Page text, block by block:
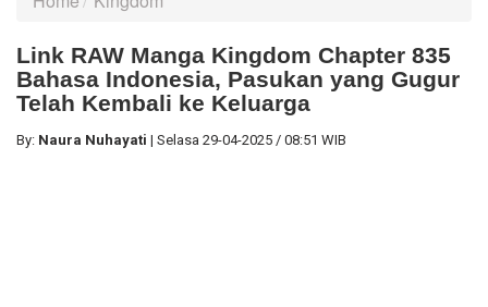
Link RAW Manga Kingdom Chapter 835
Bahasa Indonesia, Pasukan yang Gugur
Telah Kembali ke Keluarga
By: Naura Nuhayati | Selasa 29-04-2025 / 08:51 WIB